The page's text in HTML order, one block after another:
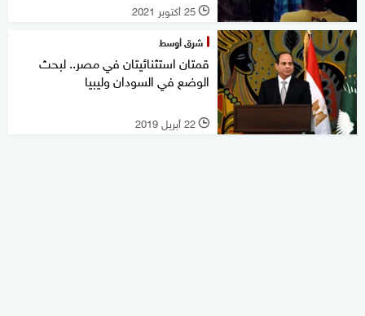
l 25 أكتوبر 2021
شرق أوسط
قمتان استثنائيتان في مصر.. لبحث
الوضع في السودان وليبيا
l 22 أبريل 2019